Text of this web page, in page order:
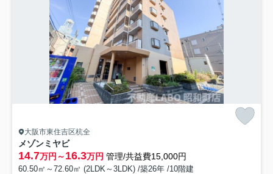
大阪市東住吉区杭全
メゾンミヤビ
14.7万円～16.3万円 管理/共益費15,000円
60.50㎡～72.60㎡ (2LDK～3LDK) /築26年 /10階建